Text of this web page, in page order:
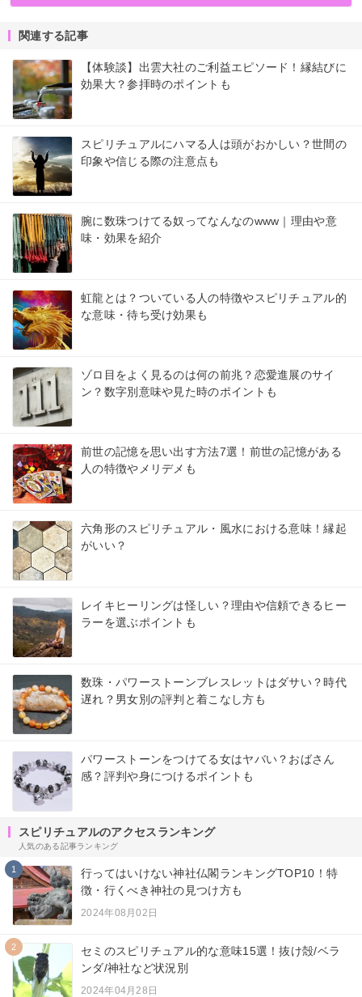
関連する記事
【体験談】出雲大社のご利益エピソード！縁結びに
効果大？参拝時のポイントも
スピリチュアルにハマる人は頭がおかしい？世間の
印象や信じる際の注意点も
腕に数珠つけてる奴ってなんなのwww｜理由や意
味・効果を紹介
虹龍とは？ついている人の特徴やスピリチュアル的
な意味・待ち受け効果も
ゾロ目をよく見るのは何の前兆？恋愛進展のサイ
ン？数字別意味や見た時のポイントも
前世の記憶を思い出す方法7選！前世の記憶がある
人の特徴やメリデメも
六角形のスピリチュアル・風水における意味！縁起
がいい？
レイキヒーリングは怪しい？理由や信頼できるヒー
ラーを選ぶポイントも
数珠・パワーストーンブレスレットはダサい？時代
遅れ？男女別の評判と着こなし方も
パワーストーンをつけてる女はヤバい？おばさん
感？評判や身につけるポイントも
スピリチュアルのアクセスランキング
人気のある記事ランキング
1
行ってはいけない神社仏閣ランキングTOP10！特
徴・行くべき神社の見つけ方も
2024年08月02日
2
セミのスピリチュアル的な意味15選！抜け殻/ベラ
ンダ/神社など状況別
2024年04月28日